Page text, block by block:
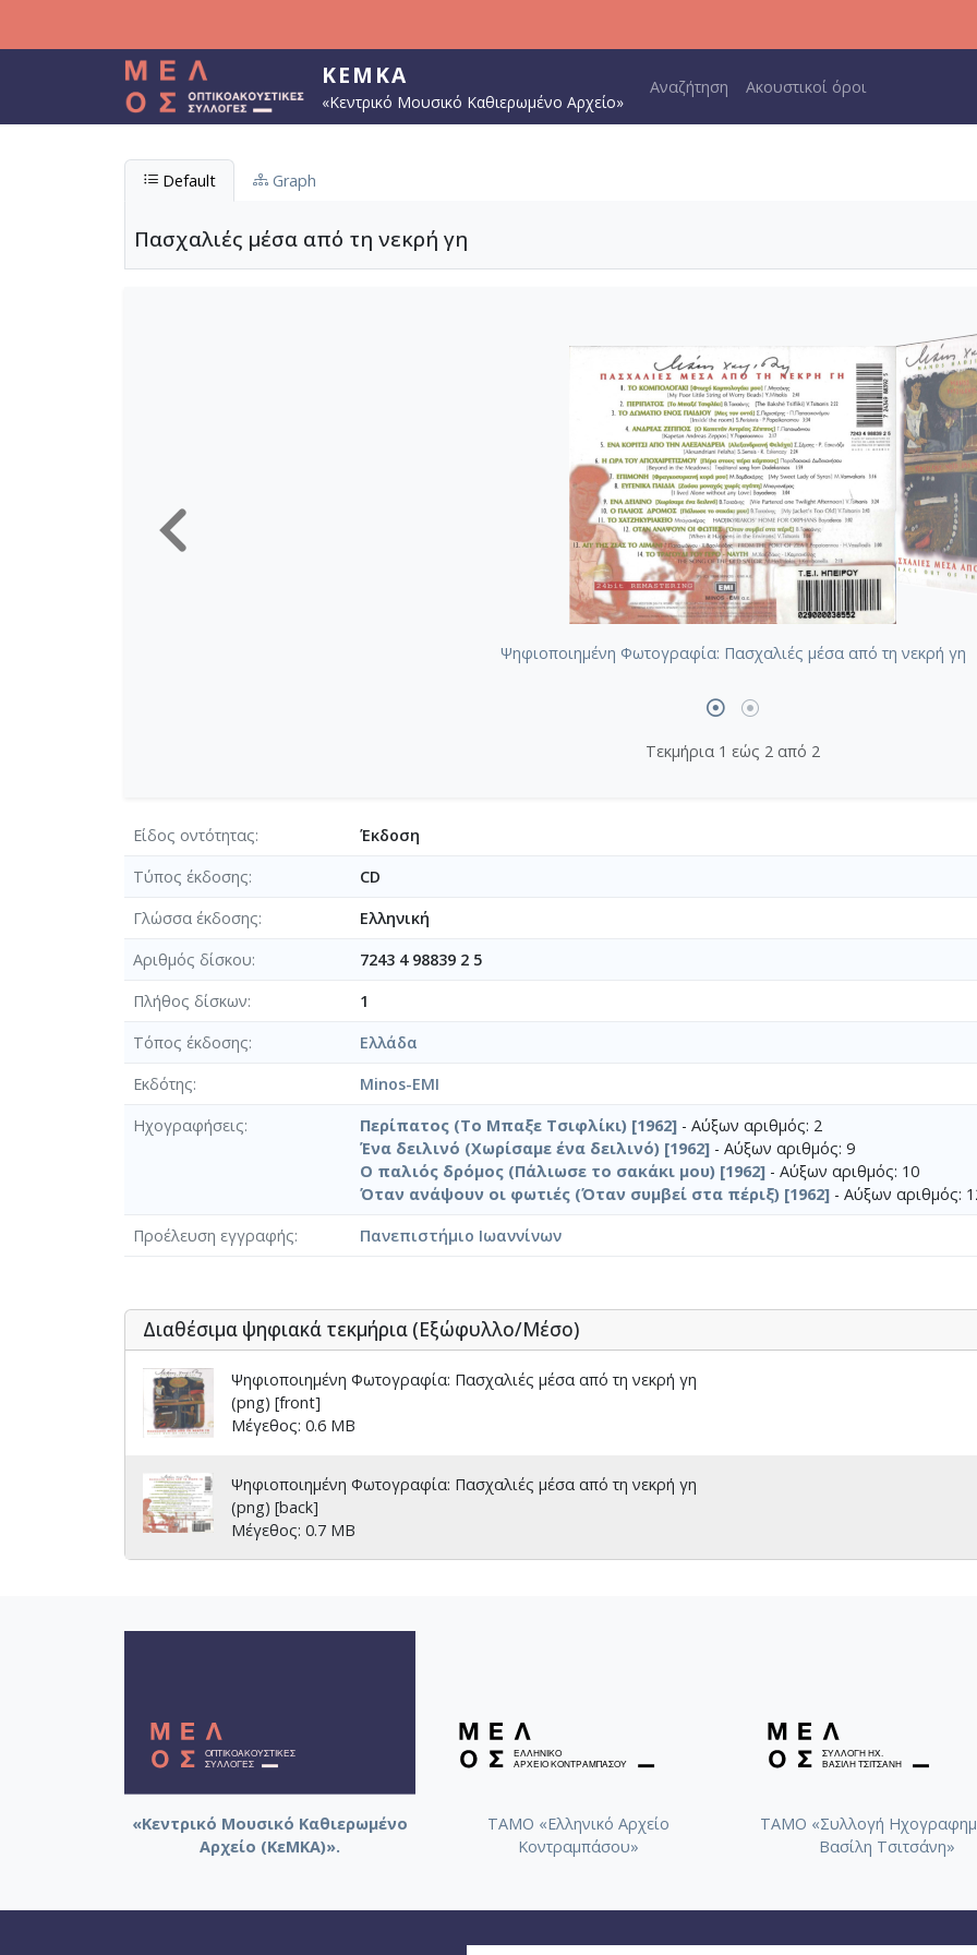
ΚΕΜΚΑ
«Κεντρικό Μουσικό Καθιερωμένο Αρχείο»
Main navigation
Αναζήτηση Ακουστικοί όροι
Default Graph
Πασχαλιές μέσα από τη νεκρή γη
Ψηφιοποιημένη Φωτογραφία: Πασχαλιές μέσα από τη νεκρή γη
Τεκμήρια 1 εώς 2 από 2
Είδος οντότητας
Έκδοση
Τύπος έκδοσης
CD
Γλώσσα έκδοσης
Ελληνική
Αριθμός δίσκου
7243 4 98839 2 5
Πλήθος δίσκων
1
Τόπος έκδοσης
Ελλάδα
Εκδότης
Minos-EMI
Ηχογραφήσεις
Περίπατος (Το Μπαξε Τσιφλίκι) [1962] - Αύξων αριθμός: 2
Ένα δειλινό (Χωρίσαμε ένα δειλινό) [1962] - Αύξων αριθμός: 9
Ο παλιός δρόμος (Πάλιωσε το σακάκι μου) [1962] - Αύξων αριθμός: 10
Όταν ανάψουν οι φωτιές (Όταν συμβεί στα πέριξ) [1962] - Αύξων αριθμός:
Προέλευση εγγραφής
Πανεπιστήμιο Ιωαννίνων
Διαθέσιμα ψηφιακά τεκμήρια (Εξώφυλλο/Μέσο)
Ψηφιοποιημένη Φωτογραφία: Πασχαλιές μέσα από τη νεκρή γη
(png) [front]
Μέγεθος: 0.6 MB
Ψηφιοποιημένη Φωτογραφία: Πασχαλιές μέσα από τη νεκρή γη
(png) [back]
Μέγεθος: 0.7 MB
«Κεντρικό Μουσικό Καθιερωμένο
Αρχείο (ΚεΜΚΑ)».
ΤΑΜΟ «Ελληνικό Αρχείο
Κοντραμπάσου»
ΤΑΜΟ «Συλλογή
Βασίλη Τσιτσάνη»